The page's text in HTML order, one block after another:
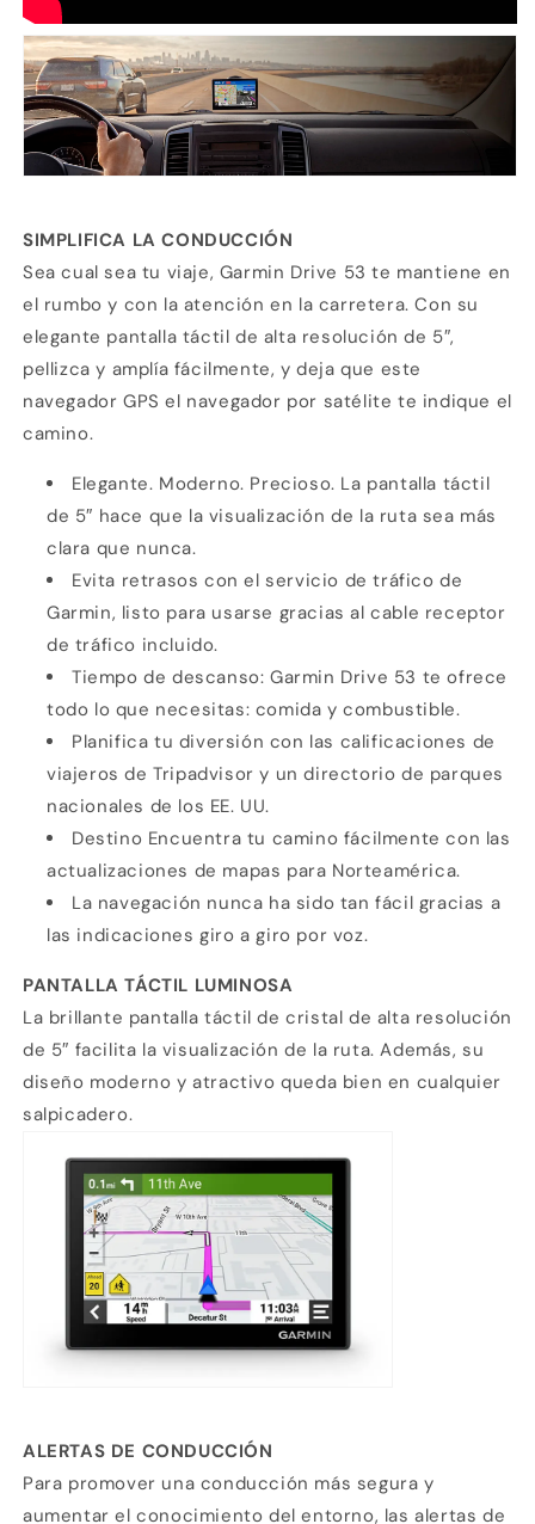
SIMPLIFICA LA CONDUCCIÓN
Sea cual sea tu viaje, Garmin Drive 53 te mantiene en
el rumbo y con la atención en la carretera. Con su
elegante pantalla táctil de alta resolución de 5″,
pellizca y amplía fácilmente, y deja que este
navegador GPS el navegador por satélite te indique el
camino.
Elegante. Moderno. Precioso. La pantalla táctil
de 5″ hace que la visualización de la ruta sea más
clara que nunca.
Evita retrasos con el servicio de tráfico de
Garmin, listo para usarse gracias al cable receptor
de tráfico incluido.
Tiempo de descanso: Garmin Drive 53 te ofrece
todo lo que necesitas: comida y combustible.
Planifica tu diversión con las calificaciones de
viajeros de Tripadvisor y un directorio de parques
nacionales de los EE. UU.
Destino Encuentra tu camino fácilmente con las
actualizaciones de mapas para Norteamérica.
La navegación nunca ha sido tan fácil gracias a
las indicaciones giro a giro por voz.
PANTALLA TÁCTIL LUMINOSA
La brillante pantalla táctil de cristal de alta resolución
de 5″ facilita la visualización de la ruta. Además, su
diseño moderno y atractivo queda bien en cualquier
salpicadero.
ALERTAS DE CONDUCCIÓN
Para promover una conducción más segura y
aumentar el conocimiento del entorno, las alertas de